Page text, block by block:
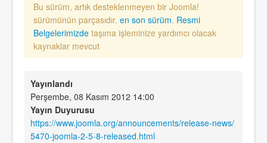
Bu sürüm, artık desteklenmeyen bir Joomla!
sürümünün parçasıdır. en son sürüm. Resmi
Belgelerimizde taşıma işleminize yardımcı olacak
kaynaklar mevcut
Yayınlandı
Perşembe, 08 Kasım 2012 14:00
Yayın Duyurusu
https://www.joomla.org/announcements/release-news/
5470-joomla-2-5-8-released.html